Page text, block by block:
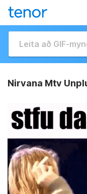
Nirvana Mtv